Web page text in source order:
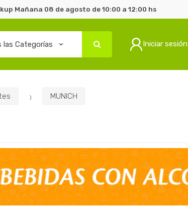
Mañana 08 de agosto de 10:00 a 12:00 hs
Iniciar sesión
MUNICH